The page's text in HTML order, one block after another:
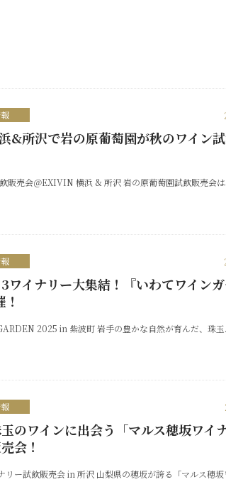
&所沢で岩の原葡萄園が秋のワイン
販売会＠EXIVIN 横浜 & 所沢 岩の原葡萄園試飲販売会は
ワイナリー大集結！『いわてワイン
2025 in 紫波町 岩手の豊かな自然が育んだ、珠玉
のワインに出会う「マルス穂坂ワイナ
会！
リー試飲販売会 in 所沢 山梨県の穂坂が誇る「マルス穂坂